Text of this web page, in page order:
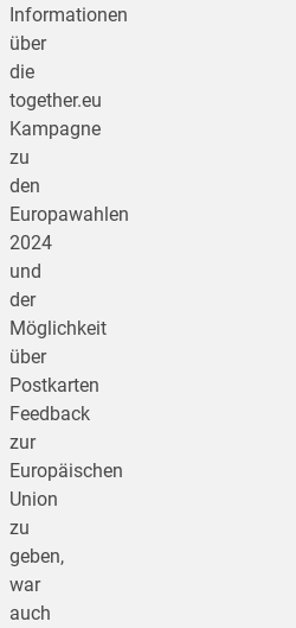
Informationen
über
die
together.eu
Kampagne
zu
den
Europawahlen
2024
und
der
Möglichkeit
über
Postkarten
Feedback
zur
Europäischen
Union
zu
geben,
war
auch